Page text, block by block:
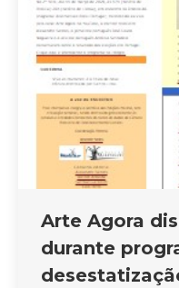
Arte Agora
durante